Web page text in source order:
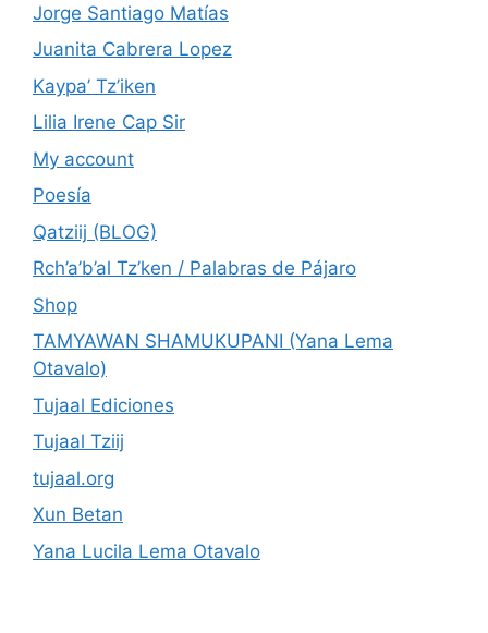
Jorge Santiago Matías
Juanita Cabrera Lopez
Kaypa’ Tz’iken
Lilia Irene Cap Sir
My account
Poesía
Qatziij (BLOG)
Rch’a’b’al Tz’ken / Palabras de Pájaro
Shop
TAMYAWAN SHAMUKUPANI (Yana Lema
Otavalo)
Tujaal Ediciones
Tujaal Tziij
tujaal.org
Xun Betan
Yana Lucila Lema Otavalo